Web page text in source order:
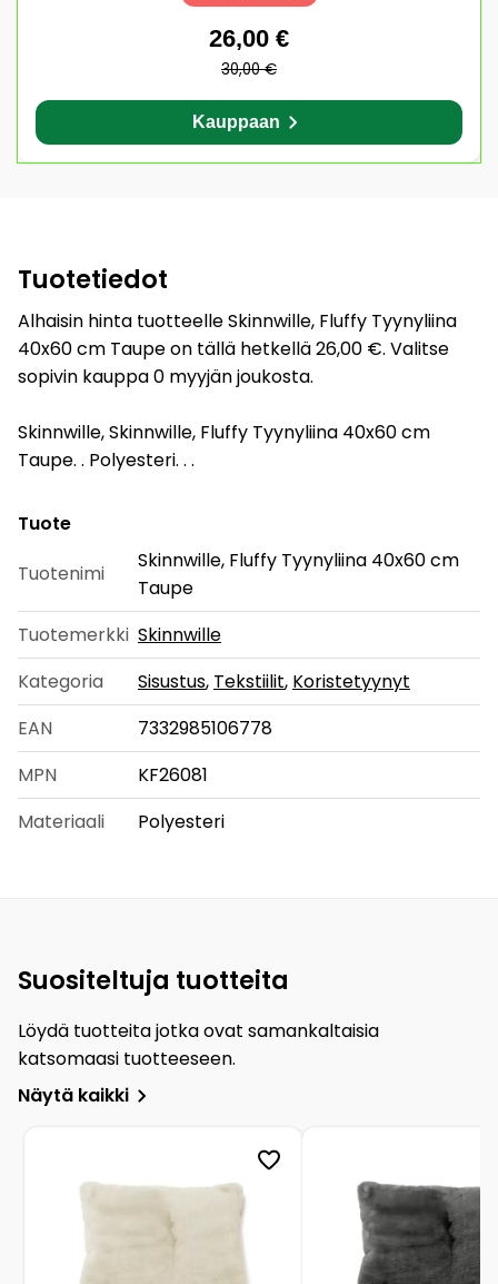
26,00 €
30,00 €
Kauppaan
Tuotetiedot
Alhaisin hinta tuotteelle Skinnwille, Fluffy Tyynyliina
40x60 cm Taupe on tällä hetkellä 26,00 €. Valitse
sopivin kauppa 0 myyjän joukosta.
Skinnwille, Skinnwille, Fluffy Tyynyliina 40x60 cm
Taupe. . Polyesteri. . .
Tuote
Tuotenimi
Skinnwille, Fluffy Tyynyliina 40x60 cm
Taupe
Tuotemerkki Skinnwille
Kategoria
Sisustus, Tekstiilit, Koristetyynyt
EAN
7332985106778
MPN
KF26081
Materiaali
Polyesteri
Suositeltuja tuotteita
Löydä tuotteita jotka ovat samankaltaisia
katsomaasi tuotteeseen.
Näytä kaikki